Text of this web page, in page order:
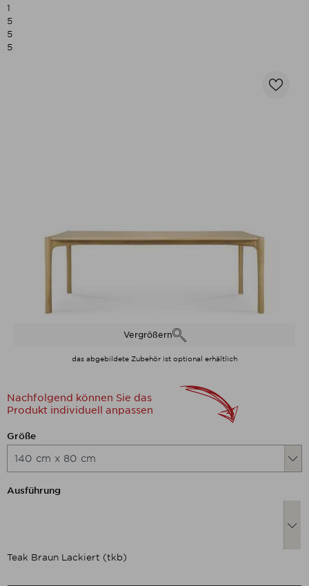
1
5
5
5
Vergrößern
das abgebildete Zubehör ist optional erhältlich
Nachfolgend können Sie das
Produkt individuell anpassen
Nachfolgend können Sie das
Größe
Nachfolgend können Sie das
Ausführung
Teak Braun Lackiert (tkb)